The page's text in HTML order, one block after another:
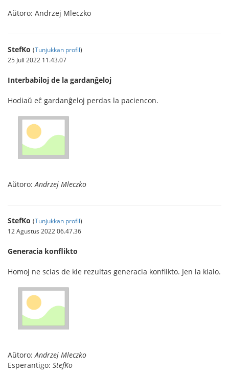
Aŭtoro: Andrzej Mleczko
StefKo (Tunjukkan profil)
25 Juli 2022 11.43.07
Interbabiloj de la gardanĝeloj
Hodiaŭ eĉ gardanĝeloj perdas la paciencon.
Aŭtoro: Andrzej Mleczko
StefKo (Tunjukkan profil)
12 Agustus 2022 06.47.36
Generacia konflikto
Homoj ne scias de kie rezultas generacia konflikto. Jen la kialo.
Aŭtoro:Andrzej Mleczko
Esperantigo: StefKo